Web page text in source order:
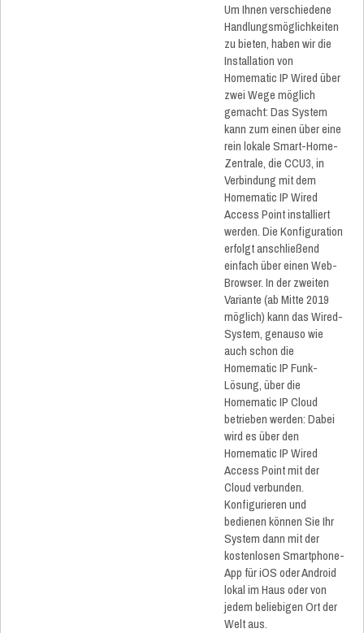
Um Ihnen verschiedene
Handlungsmöglichkeiten
zu bieten, haben wir die
Installation von
Homematic IP Wired über
zwei Wege möglich
gemacht: Das System
kann zum einen über eine
rein lokale Smart-Home-
Zentrale, die CCU3, in
Verbindung mit dem
Homematic IP Wired
Access Point installiert
werden. Die Konfiguration
erfolgt anschließend
einfach über einen Web-
Browser. In der zweiten
Variante (ab Mitte 2019
möglich) kann das Wired-
System, genauso wie
auch schon die
Homematic IP Funk-
Lösung, über die
Homematic IP Cloud
betrieben werden: Dabei
wird es über den
Homematic IP Wired
Access Point mit der
Cloud verbunden.
Konfigurieren und
bedienen können Sie Ihr
System dann mit der
kostenlosen Smartphone-
App für iOS oder Android
lokal im Haus oder von
jedem beliebigen Ort der
Welt aus.